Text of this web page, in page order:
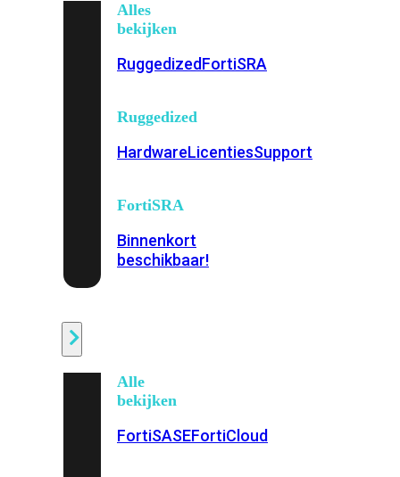
Alles
bekijken
RuggedizedFortiSRA
Ruggedized
HardwareLicentiesSupport
FortiSRA
Binnenkort
beschikbaar!
Alle
bekijken
FortiSASEFortiCloud